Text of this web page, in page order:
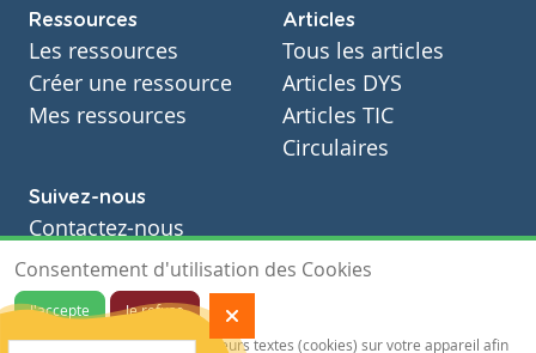
Ressources
Les ressources
Créer une ressource
Mes ressources
Articles
Tous les articles
Articles DYS
Articles TIC
Circulaires
Suivez-nous
Contactez-nous
Soutien scolaire
Notre page Facebook
S'inscrire à notre newsletter
Consentement d'utilisation des Cookies
J'accepte
Je refuse
Notre site sauvegarde des traceurs textes (cookies) sur votre appareil afin